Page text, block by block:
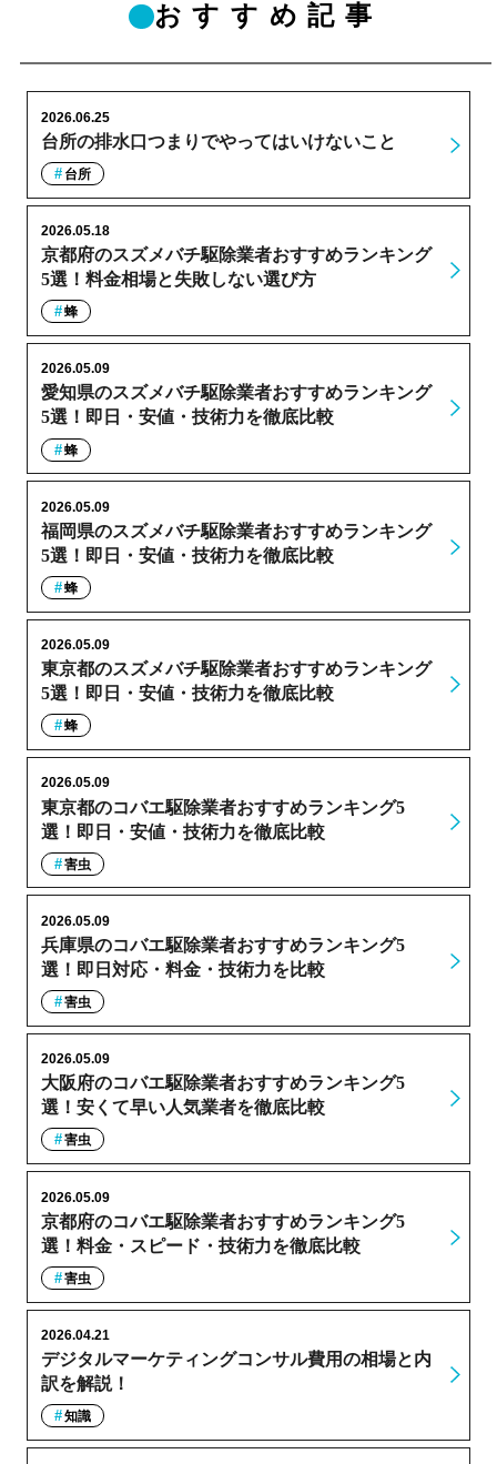
おすすめ記事
台所の排水口つまりでやってはいけないこと
2026.06.25
台所
京都府のスズメバチ駆除業者おすすめランキング
5選！料金相場と失敗しない選び方
2026.05.18
蜂
愛知県のスズメバチ駆除業者おすすめランキング
5選！即日・安値・技術力を徹底比較
2026.05.09
蜂
福岡県のスズメバチ駆除業者おすすめランキング
5選！即日・安値・技術力を徹底比較
2026.05.09
蜂
東京都のスズメバチ駆除業者おすすめランキング
5選！即日・安値・技術力を徹底比較
2026.05.09
蜂
東京都のコバエ駆除業者おすすめランキング5
選！即日・安値・技術力を徹底比較
2026.05.09
害虫
兵庫県のコバエ駆除業者おすすめランキング5
選！即日対応・料金・技術力を比較
2026.05.09
害虫
大阪府のコバエ駆除業者おすすめランキング5
選！安くて早い人気業者を徹底比較
2026.05.09
害虫
京都府のコバエ駆除業者おすすめランキング5
選！料金・スピード・技術力を徹底比較
2026.05.09
害虫
デジタルマーケティングコンサル費用の相場と内
訳を解説！
2026.04.21
知識